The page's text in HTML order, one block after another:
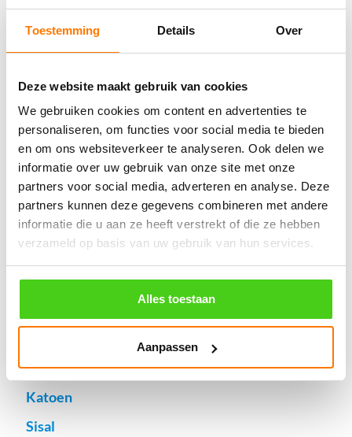
Toestemming Details Over
Deze website maakt gebruik van cookies
We gebruiken cookies om content en advertenties te
personaliseren, om functies voor social media te bieden
en om ons websiteverkeer te analyseren. Ook delen we
informatie over uw gebruik van onze site met onze
partners voor social media, adverteren en analyse. Deze
partners kunnen deze gegevens combineren met andere
informatie die u aan ze heeft verstrekt of die ze hebben
verzameld op basis van uw gebruik van hun services.
Alles toestaan
Aanpassen
Specifieke wensen (meerdere lengten) kunt u aangeven bij het
invulveld "Bestelnotities (optioneel)".
© 2009 - 2026 | Touwspecialist.nl
Tel. +31(0) 629353302 - info@touwspecialist.nl
home
touw
Gekleurd koord
Polypropyleen
Manilla
Hennep
Katoen
Sisal